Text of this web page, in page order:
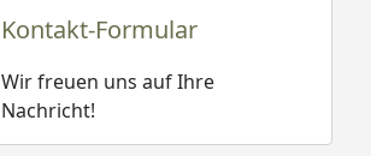
Kontakt-Formular
Wir freuen uns auf Ihre
Nachricht!